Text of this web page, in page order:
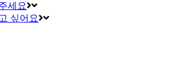
세요
싶어요